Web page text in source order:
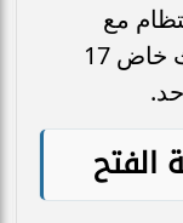
مع
الفريق خلال الموسم الجاري، حيث خاض 17
الفتح